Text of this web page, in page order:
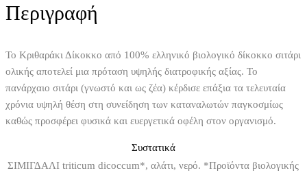
Περιγραφή
Το Κριθαράκι Δίκοκκο από 100% ελληνικό βιολογικό δίκοκκο σιτάρι
ολικής αποτελεί μια πρόταση υψηλής διατροφικής αξίας. Το
πανάρχαιο σιτάρι (γνωστό και ως ζέα) κέρδισε επάξια τα τελευταία
χρόνια υψηλή θέση στη συνείδηση των καταναλωτών παγκοσμίως
καθώς προσφέρει φυσικά και ευεργετικά οφέλη στον οργανισμό.
Συστατικά
ΣΙΜΙΓΔΑΛΙ triticum dicoccum*, αλάτι, νερό. *Προϊόντα βιολογικής